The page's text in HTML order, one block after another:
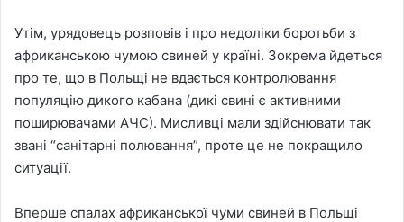
Утім, урядовець розповів і про недоліки боротьби з
африканською чумою свиней у країні. Зокрема йдеться
про те, що в Польщі не вдається контролювання
популяцію дикого кабана (дикі свині є активними
поширювачами АЧС). Мисливці мали здійснювати так
звані “санітарні полювання”, проте це не покращило
ситуації.
Вперше спалах африканської чуми свиней в Польщі